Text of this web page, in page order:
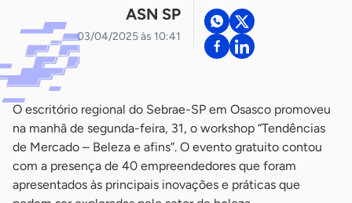
ASN SP
03/04/2025 às 10:41
O escritório regional do Sebrae-SP em Osasco promoveu
na manhã de segunda-feira, 31, o workshop “Tendências
de Mercado – Beleza e afins”. O evento gratuito contou
com a presença de 40 empreendedores que foram
apresentados às principais inovações e práticas que